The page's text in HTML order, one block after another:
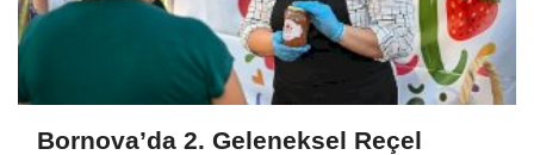
Bornova’da 2. Geleneksel Reçel